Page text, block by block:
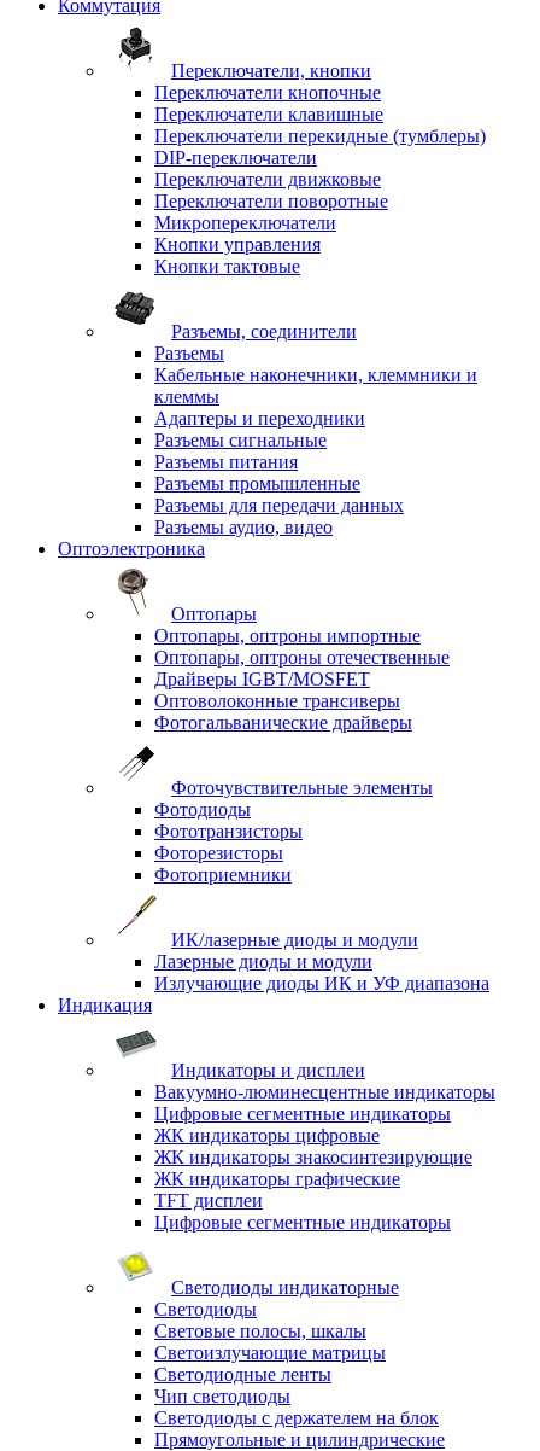
Коммутация
Переключатели, кнопки
Переключатели кнопочные
Переключатели клавишные
Переключатели перекидные (тумблеры)
DIP-переключатели
Переключатели движковые
Переключатели поворотные
Микропереключатели
Кнопки управления
Кнопки тактовые
Разъемы, соединители
Разъемы
Кабельные наконечники, клеммники и
клеммы
Адаптеры и переходники
Разъемы сигнальные
Разъемы питания
Разъемы промышленные
Разъемы для передачи данных
Разъемы аудио, видео
Оптоэлектроника
Оптопары
Оптопары, оптроны импортные
Оптопары, оптроны отечественные
Драйверы IGBT/MOSFET
Оптоволоконные трансиверы
Фотогальванические драйверы
Фоточувствительные элементы
Фотодиоды
Фототранзисторы
Фоторезисторы
Фотоприемники
ИК/лазерные диоды и модули
Лазерные диоды и модули
Излучающие диоды ИК и УФ диапазона
Индикация
Индикаторы и дисплеи
Вакуумно-люминесцентные индикаторы
Цифровые сегментные индикаторы
ЖК индикаторы цифровые
ЖК индикаторы знакосинтезирующие
ЖК индикаторы графические
TFT дисплеи
Цифровые сегментные индикаторы
Светодиоды индикаторные
Светодиоды
Световые полосы, шкалы
Светоизлучающие матрицы
Светодиодные ленты
Чип светодиоды
Светодиоды с держателем на блок
Прямоугольные и цилиндрические